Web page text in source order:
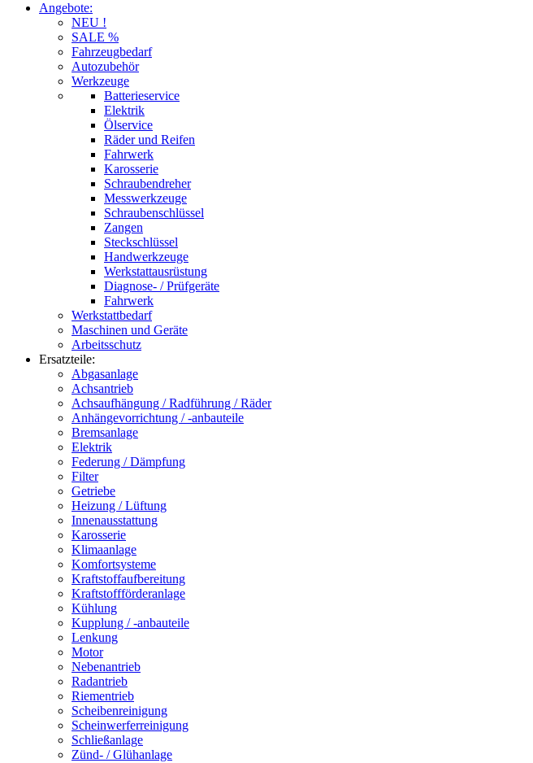
Angebote:
NEU !
SALE %
Fahrzeugbedarf
Autozubehör
Werkzeuge
Batterieservice
Elektrik
Ölservice
Räder und Reifen
Fahrwerk
Karosserie
Schraubendreher
Messwerkzeuge
Schraubenschlüssel
Zangen
Steckschlüssel
Handwerkzeuge
Werkstattausrüstung
Diagnose- / Prüfgeräte
Fahrwerk
Werkstattbedarf
Maschinen und Geräte
Arbeitsschutz
Ersatzteile:
Abgasanlage
Achsantrieb
Achsaufhängung / Radführung / Räder
Anhängevorrichtung / -anbauteile
Bremsanlage
Elektrik
Federung / Dämpfung
Filter
Getriebe
Heizung / Lüftung
Innenausstattung
Karosserie
Klimaanlage
Komfortsysteme
Kraftstoffaufbereitung
Kraftstoffförderanlage
Kühlung
Kupplung / -anbauteile
Lenkung
Motor
Nebenantrieb
Radantrieb
Riementrieb
Scheibenreinigung
Scheinwerferreinigung
Schließanlage
Zünd- / Glühanlage